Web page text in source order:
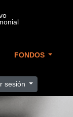
FONDOS
sesión